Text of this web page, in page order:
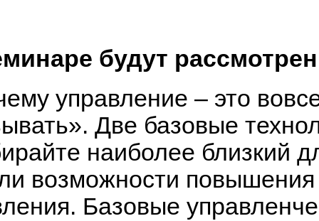
будут
управление – это
Две базовые
наиболее близкий
возможности
Базовые